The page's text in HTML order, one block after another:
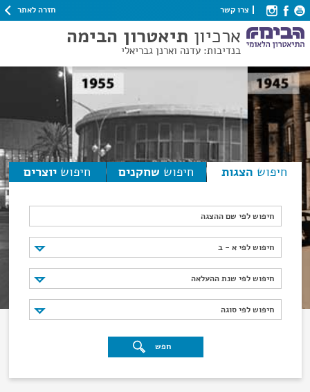
צרו קשר חזרה לאתר
ארכיון תיאטרון הבימה
בנדיבות: עדנה וארנן גבריאלי
חיפוש הצגות חיפוש שחקנים חיפוש יוצרים
חיפוש לפי שם ההצגה
חיפוש לפי א - ב
חיפוש לפי א - ב
חיפוש לפי שנת ההעלאה
חיפוש לפי שנת ההעלאה
חיפוש לפי סוגה
חיפוש לפי סוגה
חפש